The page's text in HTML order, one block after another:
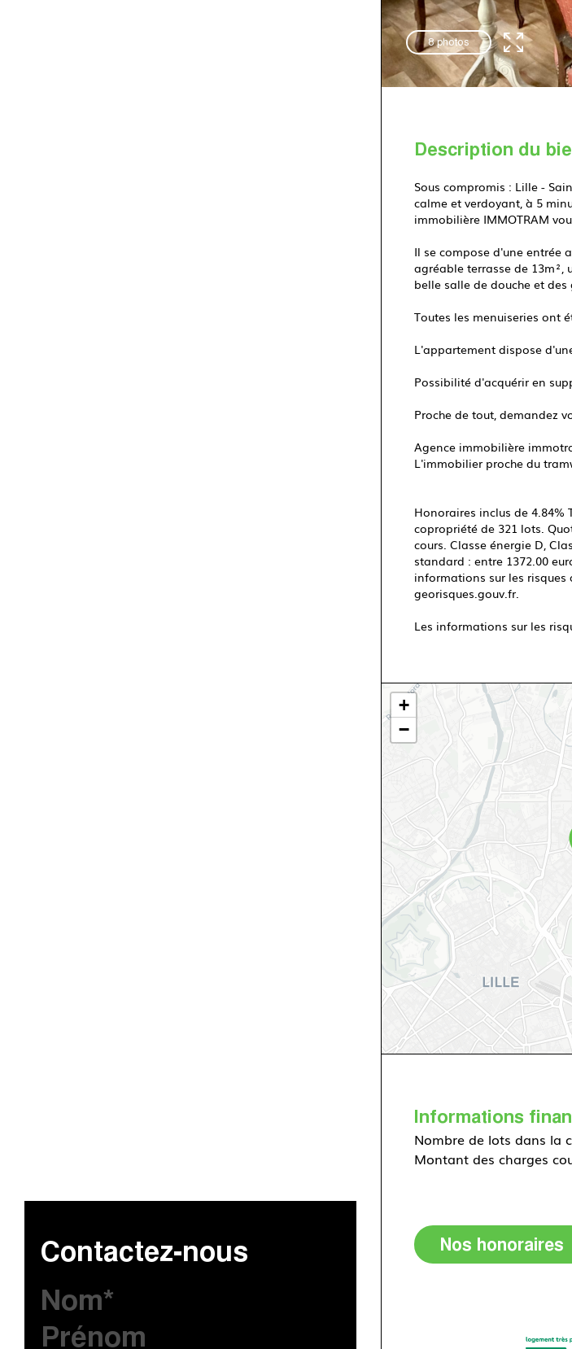
Contactez-nous
8 photos
Description du
Sous compromis : Lille -
calme et verdoyant, à 5
immobilière IMMOTRAM
Il se compose d'une entrée
agréable terrasse de 13m²,
belle salle de douche et
Toutes les menuiseries ont
L'appartement dispose
Possibilité d'acquérir en
Proche de tout, demandez
Agence immobilière
L'immobilier proche du
Honoraires inclus de 4.84%
copropriété de 321 lots.
cours. Classe énergie D,
standard : entre 1372.00
informations sur les risques
georisques.gouv.fr.
Les informations sur les
+
−
Informations
Nombre de lots dans la
Montant des charges
Nos honoraires